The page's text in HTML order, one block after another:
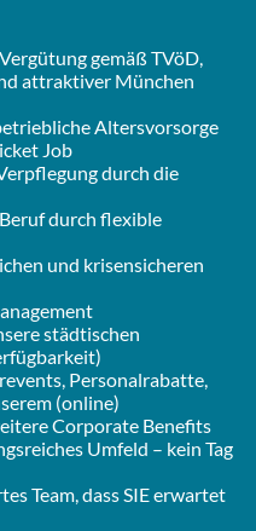
gemäß TVöD,
attraktiver München
Altersvorsorge
Job
durch die
durch flexible
und krisensicheren
städtischen
Personalrabatte,
(online)
Corporate Benefits
Umfeld – kein Tag
Team, dass SIE erwartet